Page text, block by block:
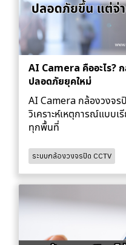
AI Camera คืออะไร?
ปลอดภัยยุคใหม่
AI Camera กล้องวงจร
วิเคราะห์เหตุการณ์แบบ
ทุกพื้นที่
ระบบกล้องวงจรปิด CCTV